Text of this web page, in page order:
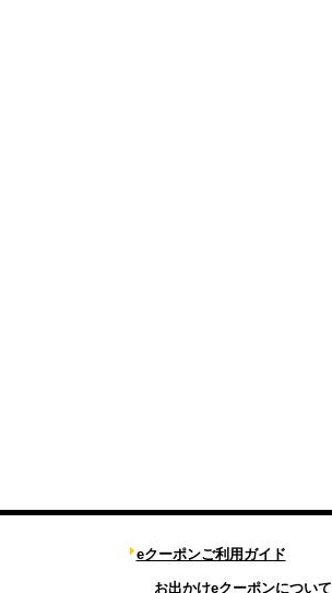
eクーポンご利用ガイド
お出かけeクーポンについて